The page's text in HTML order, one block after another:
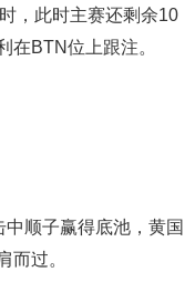
，此时主赛还剩余10
在BTN位上跟注。
顺子赢得底池，黄国
而过。